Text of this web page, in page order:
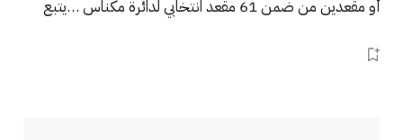
أو مقعدين من ضمن 61 مقعد انتخابي لدائرة مكناس …يتبع